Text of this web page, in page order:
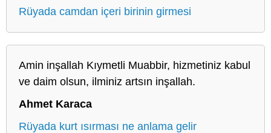
Rüyada camdan içeri birinin girmesi
Amin inşallah Kıymetli Muabbir, hizmetiniz kabul
ve daim olsun, ilminiz artsın inşallah.
Ahmet Karaca
Rüyada kurt ısırması ne anlama gelir